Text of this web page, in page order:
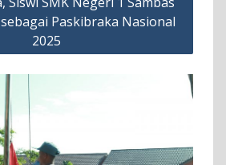
Paskibraka Nasional
2025